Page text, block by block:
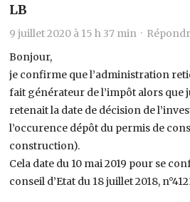
LB
9 juillet 2020 à 15 h 37 min ·
Bonjour,
je confirme que l’administration
fait générateur de l’impôt alors que
retenait la date de décision de
l’occurence dépôt du permis de
construction).
Cela date du 10 mai 2019 pour se
conseil d’Etat du 18 juillet 2018,